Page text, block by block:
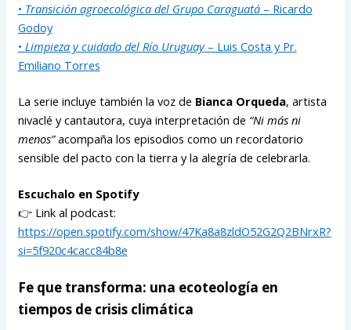
• Transición agroecológica del Grupo Caraguatá– Ricardo
Godoy
• Limpieza y cuidado del Río Uruguay– Luis Costa y Pr.
Emiliano Torres
La serie incluye también la voz de Bianca Orqueda, artista
nivaclé y cantautora, cuya interpretación de “Ni más ni
menos”acompaña los episodios como un recordatorio
sensible del pacto con la tierra y la alegría de celebrarla.
Escuchalo en Spotify
👉 Link al podcast:
https://open.spotify.com/show/47Ka8a8zldO52G2Q2BNrxR?
si=5f920c4cacc84b8e
Fe que transforma: una ecoteología en
tiempos de crisis climática